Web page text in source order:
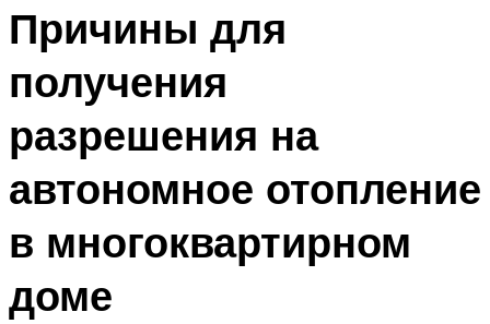
Причины для
получения
разрешения на
автономное отопление
в многоквартирном
доме